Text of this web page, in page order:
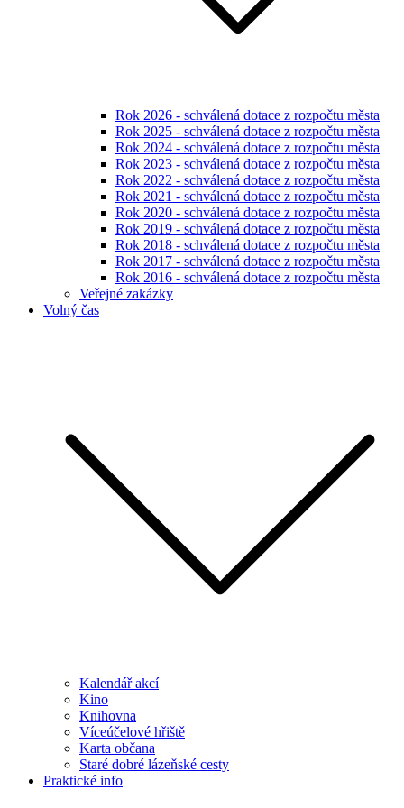
Rok 2026 - schválená dotace z rozpočtu města
Rok 2025 - schválená dotace z rozpočtu města
Rok 2024 - schválená dotace z rozpočtu města
Rok 2023 - schválená dotace z rozpočtu města
Rok 2022 - schválená dotace z rozpočtu města
Rok 2021 - schválená dotace z rozpočtu města
Rok 2020 - schválená dotace z rozpočtu města
Rok 2019 - schválená dotace z rozpočtu města
Rok 2018 - schválená dotace z rozpočtu města
Rok 2017 - schválená dotace z rozpočtu města
Rok 2016 - schválená dotace z rozpočtu města
Veřejné zakázky
Volný čas
Kalendář akcí
Kino
Knihovna
Víceúčelové hřiště
Karta občana
Staré dobré lázeňské cesty
Praktické info